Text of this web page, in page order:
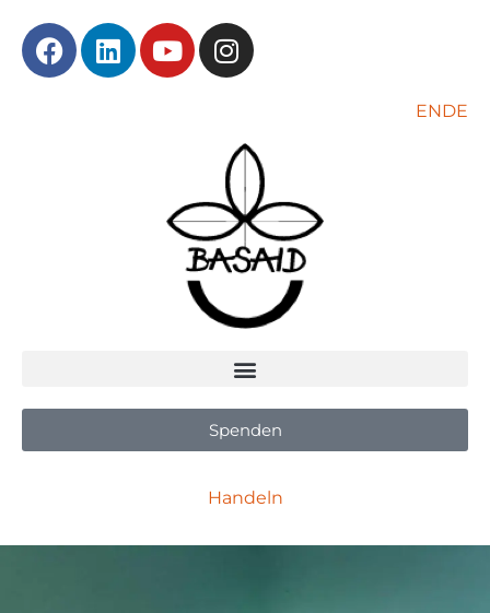
ENDE
Spenden
Handeln